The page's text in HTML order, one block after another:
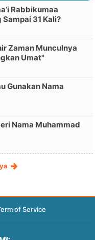
Rabbikumaa
31 Kali?
Zaman Munculnya
Umat"
Gunakan Nama
Nama Muhammad
of Service